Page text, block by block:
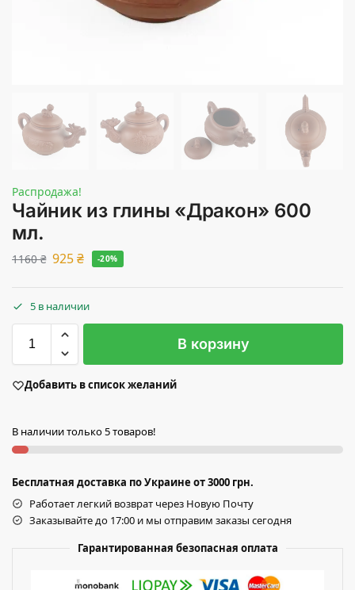
Распродажа!
Чайник из глины «Дракон» 600
мл.
1160₴ 925₴ -20%
5 в наличии
В корзину
Добавить в список желаний
В наличии только 5 товаров!
Бесплатная доставка по Украине от 3000 грн.
Работает легкий возврат через Новую Почту
Заказывайте до 17:00 и мы отправим заказы сегодня
Гарантированная безопасная оплата